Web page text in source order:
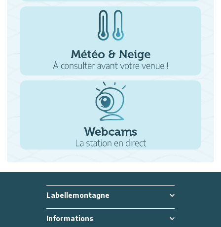
Labellemontagne
Informations